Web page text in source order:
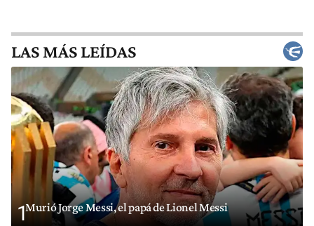
LAS MÁS LEÍDAS
1Murió Jorge Messi, el papá de Lionel Messi